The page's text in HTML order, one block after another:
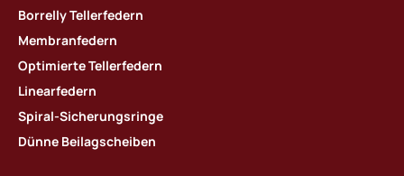
Borrelly Tellerfedern
Membranfedern
Optimierte Tellerfedern
Linearfedern
Spiral-Sicherungsringe
Dünne Beilagscheiben